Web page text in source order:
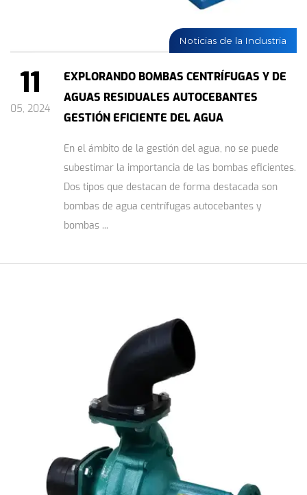
Noticias de la Industria
11
05, 2024
EXPLORANDO BOMBAS CENTRÍFUGAS Y DE
AGUAS RESIDUALES AUTOCEBANTES
GESTIÓN EFICIENTE DEL AGUA
En el ámbito de la gestión del agua, no se puede
subestimar la importancia de las bombas eficientes.
Dos tipos que destacan de forma destacada son
bombas de agua centrífugas autocebantes y
bombas ...